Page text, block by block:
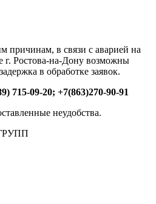
причинам, в связи с аварией на
г. Ростова-на-Дону возможны
в обработке заявок.
715-09-20; +7(863)270-90-91
неудобства.